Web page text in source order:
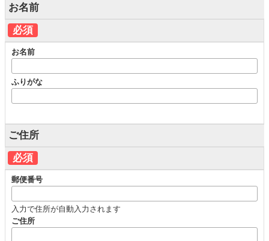
お名前
必須
お名前
ふりがな
ご住所
必須
郵便番号
入力で住所が自動入力されます
ご住所